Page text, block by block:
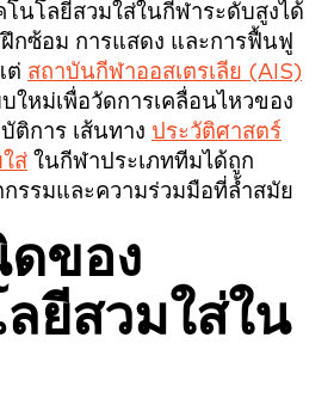
นโลยีสวมใส่ในกีฬาระดับสูงได้
กซ้อม การแสดง และการฟื้นฟู
ต่ สถาบันกีฬาออสเตรเลีย (AIS)
หม่เพื่อวัดการเคลื่อนไหวของ
ติการ เส้นทาง ประวัติศาสตร์
ส่ ในกีฬาประเภททีมได้ถูก
รรมและความร่วมมือที่ล้ำสมัย
ดของ
ยีสวมใส่ใน